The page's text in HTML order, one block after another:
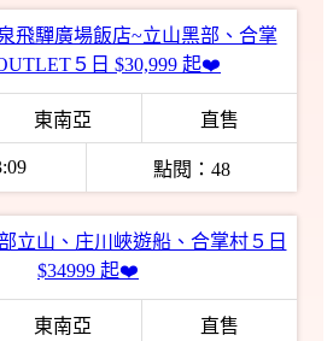
飛驒廣場飯店~立山黑部、合掌
５日 $30,999 起❤️
東南亞 直售
點閱：48
立山、庄川峽遊船、合掌村５日
$34999 起❤️
東南亞 直售